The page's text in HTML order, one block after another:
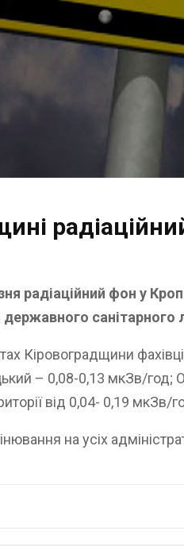
радіаційний фон у
санітарного
Кіровоградщини
– 0,08-0,13 мкЗв/
від 0,04- 0,19 мкЗв/
на усіх